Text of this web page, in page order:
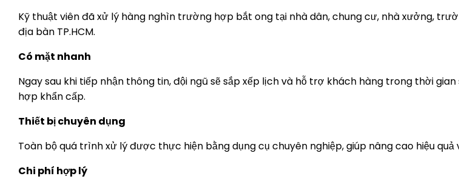
Kỹ thuật viên đã xử lý hàng nghìn trường hợp bắt ong tại nhà dân, chung cư, nhà xưởng,
địa bàn TP.HCM.
Có mặt nhanh
Ngay sau khi tiếp nhận thông tin, đội ngũ sẽ sắp xếp lịch và hỗ trợ khách hàng trong thời
hợp khẩn cấp.
Thiết bị chuyên dụng
Toàn bộ quá trình xử lý được thực hiện bằng dụng cụ chuyên nghiệp, giúp nâng cao hiệu quả
Chi phí hợp lý